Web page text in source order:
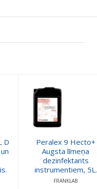
D
Peralex 9 Hecto+
Augsta līmeņa
dezinfektants
instrumentiem, 5L.
FRANKLAB